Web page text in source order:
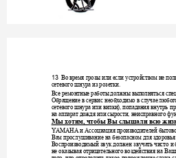
13 Во время грозы или если устройством не
сетевого шнура из розетки.
Все ремонтные работы должны выполняться
Обращение в сервис необходимо в случае
сетевого шнура или вилки), попадания внутрь
на аппарат дождя или сырости, неисправного фу
Мы хотим, чтобы Вы слышали всю
YАМАНА и Ассоциация производителей быто
Вам прослушивание на безопасном для здоровья
Воспроизводимый звук должен звучать чисто и
не оказывая отрицательного воздействия на Ва